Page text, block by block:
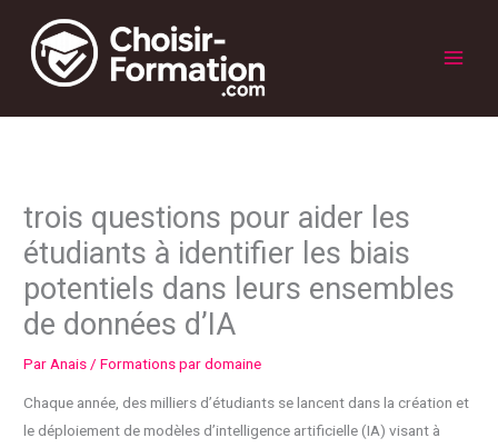
contenu
Menu
trois questions pour aider les
étudiants à identifier les biais
potentiels dans leurs ensembles
de données d’IA
Par Anais /Formations par domaine
Chaque année, des milliers d’étudiants se lancent dans la création et
le déploiement de modèles d’intelligence artificielle (IA) visant à